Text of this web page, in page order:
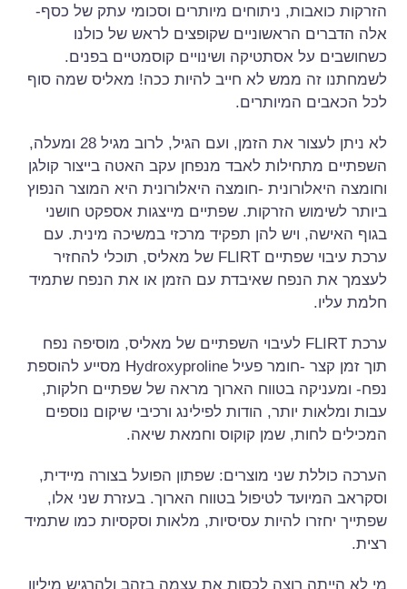
הזרקות כואבות, ניתוחים מיותרים וסכומי עתק של כסף-
אלה הדברים הראשוניים שקופצים לראש של כולנו
כשחושבים על אסתטיקה ושינויים קוסמטיים בפנים.
לשמחתנו זה ממש לא חייב להיות ככה! מאליס שמה סוף
לכל הכאבים המיותרים.
לא ניתן לעצור את הזמן, ועם הגיל, לרוב מגיל 28 ומעלה,
השפתיים מתחילות לאבד מנפחן עקב האטה בייצור קולגן
וחומצה היאלורונית -חומצה היאלורונית היא המוצר הנפוץ
ביותר לשימוש הזרקות. שפתיים מייצגות אספקט חושני
בגוף האישה, ויש להן תפקיד מרכזי במשיכה מינית. עם
ערכת עיבוי שפתיים FLIRT של מאליס, תוכלי להחזיר
לעצמך את הנפח שאיבדת עם הזמן או את הנפח שתמיד
חלמת עליו.
ערכת FLIRT לעיבוי השפתיים של מאליס, מוסיפה נפח
תוך זמן קצר -חומר פעיל Hydroxyproline מסייע להוספת
נפח- ומעניקה בטווח הארוך מראה של שפתיים חלקות,
עבות ומלאות יותר, הודות לפילינג ורכיבי שיקום נוספים
המכילים לחות, שמן קוקוס וחמאת שיאה.
הערכה כוללת שני מוצרים: שפתון הפועל בצורה מיידית,
וסקראב המיועד לטיפול בטווח הארוך. בעזרת שני אלו,
שפתייך יחזרו להיות עסיסיות, מלאות וסקסיות כמו שתמיד
רצית.
מי לא הייתה רוצה לכסות את עצמה בזהב ולהרגיש מיליון